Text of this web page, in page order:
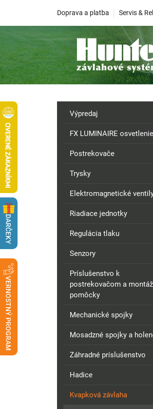
Doprava a platba Servis &
Výpredaj
FX LUMINAIRE osvetlenie
Postrekovače
Trysky
Elektromagnetické
Riadiace jednotky
Regulácia tlaku
Senzory
Príslušenstvo k
postrekovačom a
pomôcky
Mechanické spojky
Mosadzné spojky a
Záhradné príslušenstvo
Hadice
Kvapková závlaha
DARČEKY
VERNOSTNÝ PROGRAM